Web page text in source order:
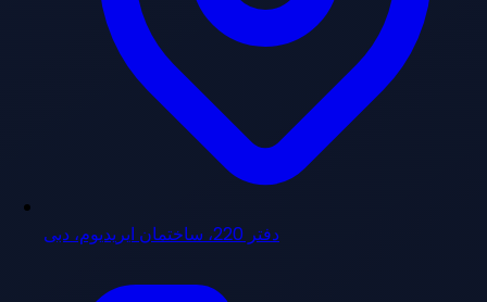
دفتر 220، ساختمان ایریدیوم، دبی